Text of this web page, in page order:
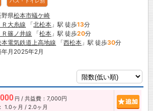
野県松本市蟻ケ崎
Ｒ大糸線 「北松本 」駅 徒歩13分
Ｒ篠ノ井線 「松本 」駅 徒歩20分
本電気鉄道上高地線 「西松本 」駅 徒歩30分
年月2025年2月
円 / 共益費：7,000円
1.0ヶ月 / 2.0ヶ月